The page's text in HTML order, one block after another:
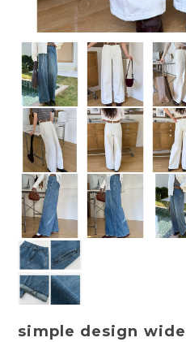
simple design